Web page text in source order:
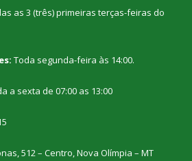
as 3 (três) primeiras terças-feiras do
Toda segunda-feira às 14:00.
a sexta de 07:00 as 13:00
512 – Centro, Nova Olímpia – MT